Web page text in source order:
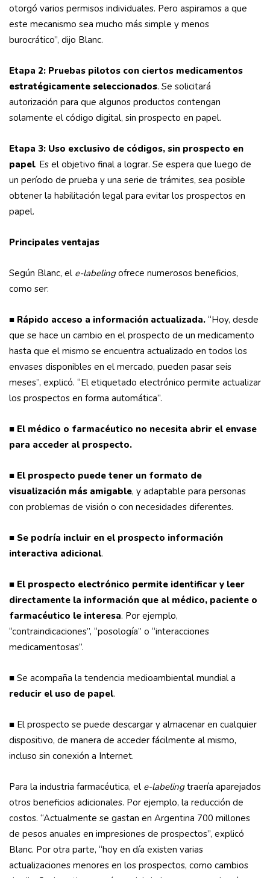
otorgó varios permisos individuales. Pero aspiramos a que
este mecanismo sea mucho más simple y menos
burocrático”, dijo Blanc.
Etapa 2: Pruebas pilotos con ciertos medicamentos
estratégicamente seleccionados. Se solicitará
autorización para que algunos productos contengan
solamente el código digital, sin prospecto en papel.
Etapa 3: Uso exclusivo de códigos, sin prospecto en
papel. Es el objetivo final a lograr. Se espera que luego de
un período de prueba y una serie de trámites, sea posible
obtener la habilitación legal para evitar los prospectos en
papel.
Principales ventajas
Según Blanc, el e-labelingofrece numerosos beneficios,
como ser:
■ Rápido acceso a información actualizada. “Hoy, desde
que se hace un cambio en el prospecto de un medicamento
hasta que el mismo se encuentra actualizado en todos los
envases disponibles en el mercado, pueden pasar seis
meses”, explicó. “El etiquetado electrónico permite actualizar
los prospectos en forma automática”.
■ El médico o farmacéutico no necesita abrir el envase
para acceder al prospecto.
■ El prospecto puede tener un formato de
visualización más amigable, y adaptable para personas
con problemas de visión o con necesidades diferentes.
■ Se podría incluir en el prospecto información
interactiva adicional.
■ El prospecto electrónico permite identificar y leer
directamente la información que al médico, paciente o
farmacéutico le interesa. Por ejemplo,
“contraindicaciones”, “posología” o “interacciones
medicamentosas”.
■ Se acompaña la tendencia medioambiental mundial a
reducir el uso de papel.
■ El prospecto se puede descargar y almacenar en cualquier
dispositivo, de manera de acceder fácilmente al mismo,
incluso sin conexión a Internet.
Para la industria farmacéutica, el e-labelingtraería aparejados
otros beneficios adicionales. Por ejemplo, la reducción de
costos. “Actualmente se gastan en Argentina 700 millones
de pesos anuales en impresiones de prospectos”, explicó
Blanc. Por otra parte, “hoy en día existen varias
actualizaciones menores en los prospectos, como cambios